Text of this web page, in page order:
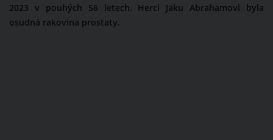
2023 v pouhých 56 letech. Herci Jaku Abrahamovi byla
osudná rakovina prostaty.